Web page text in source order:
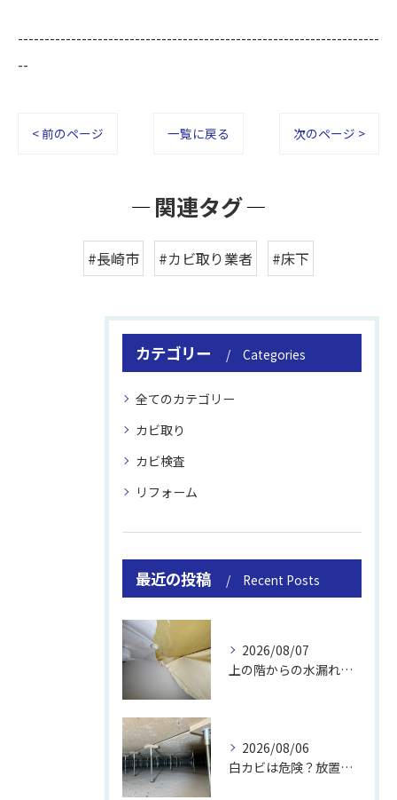
--------------------------------------------------------------------
--
< 前のページ 一覧に戻る 次のページ >
関連タグ
#長崎市 #カビ取り業者 #床下
カテゴリー Categories
全てのカテゴリー
カビ取り
カビ検査
リフォーム
最近の投稿 Recent Posts
2026/08/07
上の階からの水漏れでカビ｜対処法と業者
2026/08/06
白カビは危険？放置のリスクと取り方